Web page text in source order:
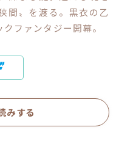
間〟を渡る。黒衣の乙
ファンタジー開幕。
みする